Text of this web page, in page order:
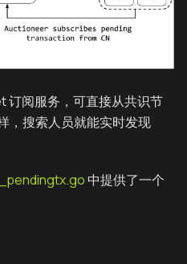
阅服务，可直接从共识节
，搜索人员就能实时发现
中提供了一个